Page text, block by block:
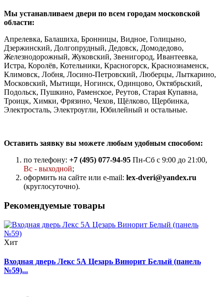
Мы устанавливаем двери по всем городам московской
области:
Апрелевка, Балашиха, Бронницы, Видное, Голицыно,
Дзержинский, Долгопрудный, Дедовск, Домодедово,
Железнодорожный, Жуковский, Звенигород, Ивантеевка,
Истра, Королёв, Котельники, Красногорск, Краснознаменск,
Климовск, Лобня, Лосино-Петровский, Люберцы, Лыткарино,
Московский, Мытищи, Ногинск, Одинцово, Октябрьский,
Подольск, Пушкино, Раменское, Реутов, Старая Купавна,
Троицк, Химки, Фрязино, Чехов, Щёлково, Щербинка,
Электросталь, Электроугли, Юбилейный и остальные.
Оставить заявку вы можете любым удобным способом:
по телефону: +7 (495) 077-94-95 Пн-Сб с 9:00 до 21:00,
Вс - выходной;
оформить на сайте или e-mail: lex-dveri@yandex.ru
(круглосуточно).
Рекомендуемые товары
Хит
Входная дверь Лекс 5А Цезарь Винорит Белый (панель
№59)...